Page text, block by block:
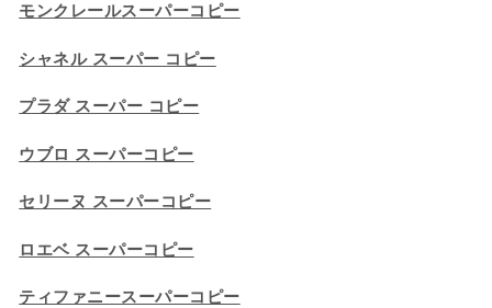
モンクレールスーパーコピー
シャネル スーパー コピー
プラダ スーパー コピー
ウブロ スーパーコピー
セリーヌ スーパーコピー​
ロエベ スーパーコピー
ティファニースーパーコピー